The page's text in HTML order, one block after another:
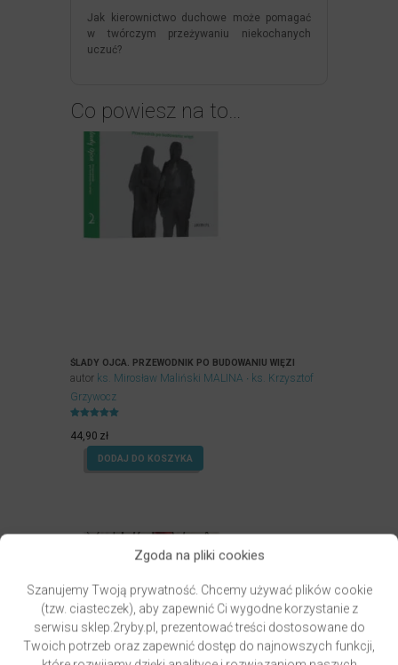
Zgoda na pliki cookies
Szanujemy Twoją prywatność. Chcemy używać plików cookie
(tzw. ciasteczek), aby zapewnić Ci wygodne korzystanie z
serwisu sklep.2ryby.pl, prezentować treści dostosowane do
Twoich potrzeb oraz zapewnić dostęp do najnowszych funkcji,
Jak kierownictwo duchowe może pomagać
w twórczym przeżywaniu niekochanych
uczuć?
Co powiesz na to…
ŚLADY OJCA. PRZEWODNIK PO BUDOWANIU WIĘZI
autor ks. Mirosław Maliński MALINA
ks. Krzysztof
Grzywocz
5.00
na 5.
44,90 zł
DODAJ DO KOSZYKA